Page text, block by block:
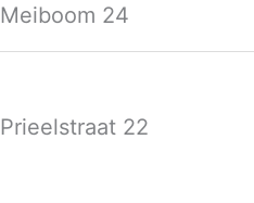
Meiboom 24
Prieelstraat 22